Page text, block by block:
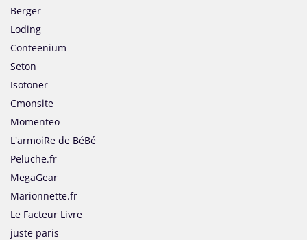
Berger
Loding
Conteenium
Seton
Isotoner
Cmonsite
Momenteo
L'armoiRe de BéBé
Peluche.fr
MegaGear
Marionnette.fr
Le Facteur Livre
juste paris